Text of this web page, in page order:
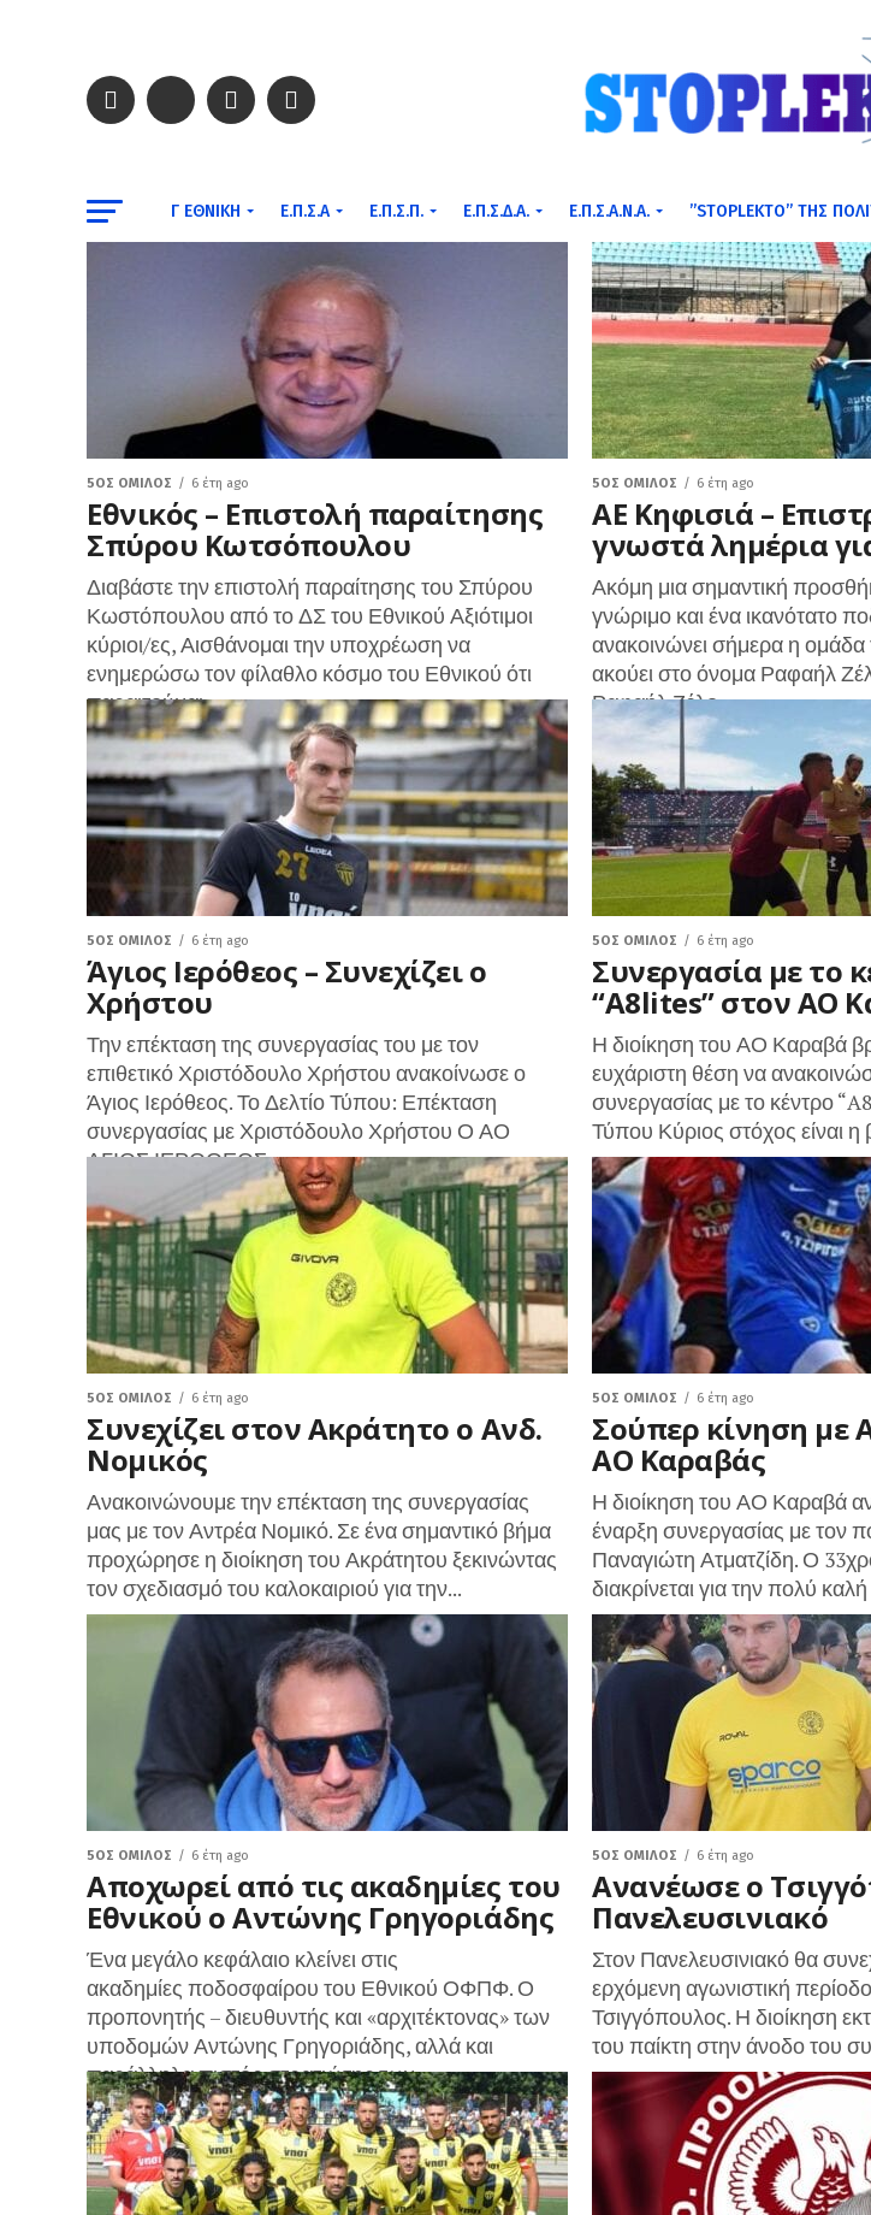
Γ ΕΘΝΙΚΉ Ε.Π.Σ.Α Ε.Π.Σ.Π. Ε.Π.Σ.Δ.Α. Ε.Π.Σ.Α.Ν.Α. ”STOPLEKTO” ΤΗΣ
5ΟΣ ΌΜΙΛΟΣ 6 έτη ago
Εθνικός – Επιστολή παραίτησης
Σπύρου Κωτσόπουλου
Διαβάστε την επιστολή παραίτησης του Σπύρου
Κωστόπουλου από το ΔΣ του Εθνικού Αξιότιμοι
κύριοι/ες, Αισθάνομαι την υποχρέωση να
ενημερώσω τον φίλαθλο κόσμο του Εθνικού ότι
παραιτούμαι...
5ΟΣ ΌΜΙΛΟΣ 6 έτη ago
ΑΕ Κηφισιά –
γνωστά λημέρια
Ακόμη μια σημαντική
γνώριμο και ένα ικανότατο
ανακοινώνει σήμερα η ομάδα
ακούει στο όνομα Ραφαήλ
Ραφαήλ Ζέλο...
5ΟΣ ΌΜΙΛΟΣ 6 έτη ago
Άγιος Ιερόθεος – Συνεχίζει ο
Χρήστου
Την επέκταση της συνεργασίας του με τον
επιθετικό Χριστόδουλο Χρήστου ανακοίνωσε ο
Άγιος Ιερόθεος. Το Δελτίο Τύπου: Επέκταση
συνεργασίας με Χριστόδουλο Χρήστου Ο ΑΟ
ΑΓΙΟΣ ΙΕΡΟΘΕΟΣ...
5ΟΣ ΌΜΙΛΟΣ 6 έτη ago
Συνεργασία με το
“A8lites” στον ΑΟ
Η διοίκηση του ΑΟ Καραβά
ευχάριστη θέση να
συνεργασίας με το κέντρο
Τύπου Κύριος στόχος είναι η
5ΟΣ ΌΜΙΛΟΣ 6 έτη ago
Συνεχίζει στον Ακράτητο ο Ανδ.
Νομικός
Ανακοινώνουμε την επέκταση της συνεργασίας
μας με τον Αντρέα Νομικό. Σε ένα σημαντικό βήμα
προχώρησε η διοίκηση του Ακράτητου ξεκινώντας
τον σχεδιασμό του καλοκαιριού για την...
5ΟΣ ΌΜΙΛΟΣ 6 έτη ago
Σούπερ κίνηση με
ΑΟ Καραβάς
Η διοίκηση του ΑΟ Καραβά
έναρξη συνεργασίας με τον
Παναγιώτη Ατματζίδη. Ο
διακρίνεται για την πολύ
5ΟΣ ΌΜΙΛΟΣ 6 έτη ago
Αποχωρεί από τις ακαδημίες του
Εθνικού ο Αντώνης Γρηγοριάδης
Ένα μεγάλο κεφάλαιο κλείνει στις
ακαδημίες ποδοσφαίρου του Εθνικού ΟΦΠΦ. Ο
προπονητής – διευθυντής και «αρχιτέκτονας» των
υποδομών Αντώνης Γρηγοριάδης, αλλά και
παράλληλα πιστός στρατιώτης των
«κυανόλευκων»...
5ΟΣ ΌΜΙΛΟΣ 6 έτη ago
Ανανέωσε ο
Πανελευσινιακό
Στον Πανελευσινιακό θα
ερχόμενη αγωνιστική
Τσιγγόπουλος. Η διοίκηση
του παίκτη στην άνοδο του